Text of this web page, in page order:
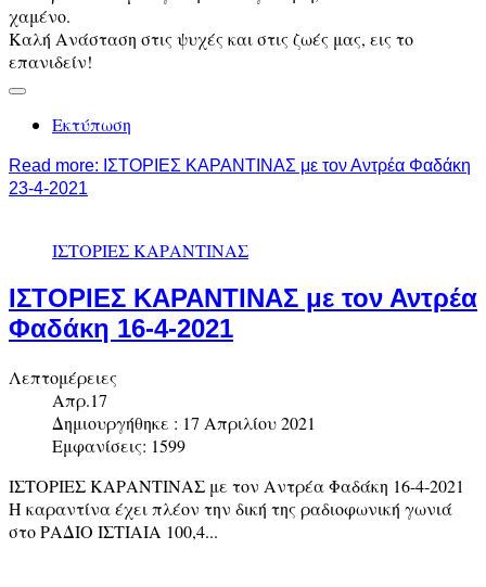
χαμένο.
Καλή Ανάσταση στις ψυχές και στις ζωές μας, εις το
επανιδείν!
Εκτύπωση
Read more: ΙΣΤΟΡΙΕΣ ΚΑΡΑΝΤΙΝΑΣ με τον Αντρέα Φαδάκη
23-4-2021
ΙΣΤΟΡΙΕΣ ΚΑΡΑΝΤΙΝΑΣ
ΙΣΤΟΡΙΕΣ ΚΑΡΑΝΤΙΝΑΣ με τον Αντρέα
Φαδάκη 16-4-2021
Λεπτομέρειες
Απρ.17
Δημιουργήθηκε : 17 Απριλίου 2021
Εμφανίσεις: 1599
ΙΣΤΟΡΙΕΣ ΚΑΡΑΝΤΙΝΑΣ με τον Αντρέα Φαδάκη 16-4-2021
Η καραντίνα έχει πλέον την δική της ραδιοφωνική γωνιά
στο ΡΑΔΙΟ ΙΣΤΙΑΙΑ 100,4...